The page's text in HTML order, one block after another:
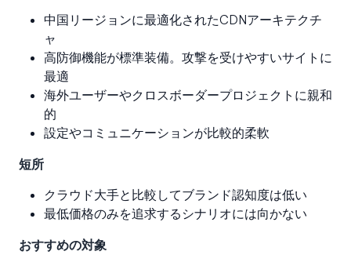
中国リージョンに最適化されたCDNアーキテクチ
ャ
高防御機能が標準装備。攻撃を受けやすいサイトに
最適
海外ユーザーやクロスボーダープロジェクトに親和
的
設定やコミュニケーションが比較的柔軟
短所
クラウド大手と比較してブランド認知度は低い
最低価格のみを追求するシナリオには向かない
おすすめの対象